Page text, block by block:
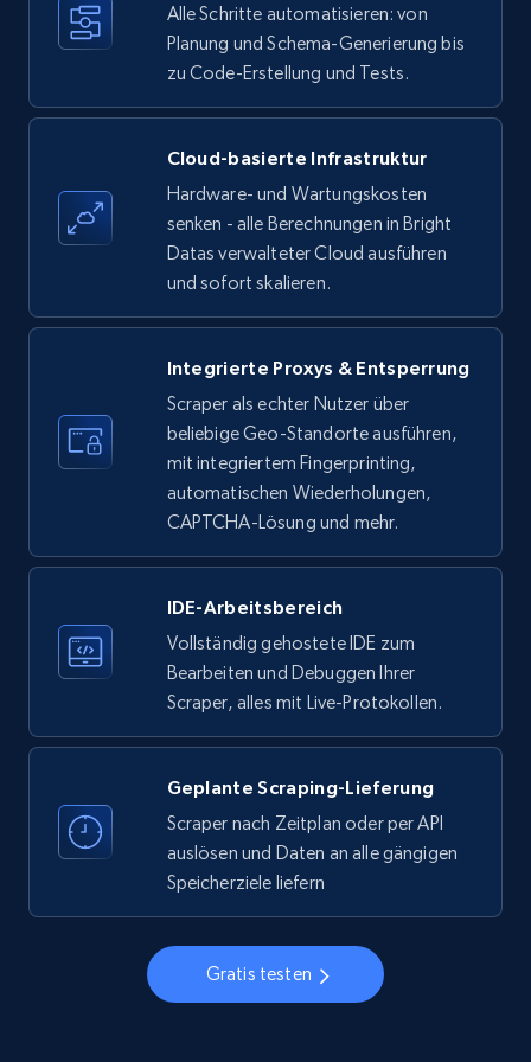
35.3K+ 5.7K+ Gratis testen
Amazon products - find products by using
upc numbers
Title, Seller name, Brand, Description, Initial
price, Currency, Availability, Reviews count, and
LinkedIn company information
ID, Name, Country code, Locations, Followers,
Employees in linkedin, About, Specialties, and
3.5K+ Gratis testen
business account, Is professional account, Is
verified, and more.
3.5K+ Gratis testen
Instagram - Profiles - Collect profile
Alle Schritte automatisieren: von
Planung und Schema-Generierung bis
zu Code-Erstellung und Tests.
Cloud-basierte Infrastruktur
Hardware- und Wartungskosten
senken - alle Berechnungen in Bright
Datas verwalteter Cloud ausführen
und sofort skalieren.
Integrierte Proxys & Entsperrung
Scraper als echter Nutzer über
beliebige Geo-Standorte ausführen,
mit integriertem Fingerprinting,
automatischen Wiederholungen,
CAPTCHA-Lösung und mehr.
IDE-Arbeitsbereich
Vollständig gehostete IDE zum
Bearbeiten und Debuggen Ihrer
Scraper, alles mit Live-Protokollen.
Geplante Scraping-Lieferung
Scraper nach Zeitplan oder per API
auslösen und Daten an alle gängigen
Speicherziele liefern
Gratis testen